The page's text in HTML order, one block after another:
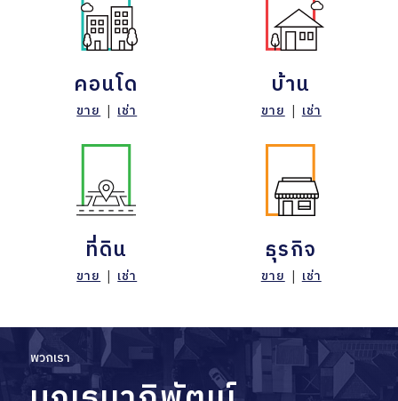
คอนโด
ขาย | เช่า
บ้าน
ขาย | เช่า
ที่ดิน
ขาย | เช่า
ธุรกิจ
ขาย | เช่า
พวกเรา